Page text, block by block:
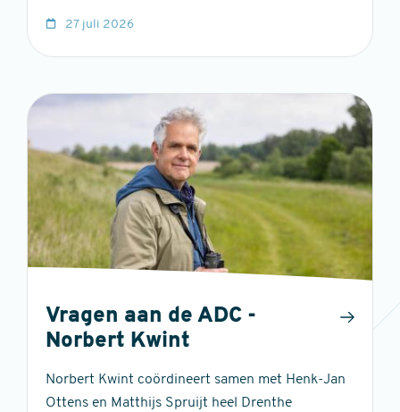
27 juli 2026
Vragen aan de ADC -
Norbert Kwint
Norbert Kwint coördineert samen met Henk-Jan
Ottens en Matthijs Spruijt heel Drenthe